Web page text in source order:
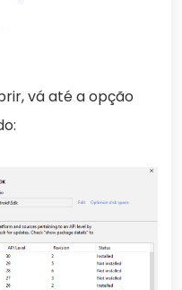
vá até a opção